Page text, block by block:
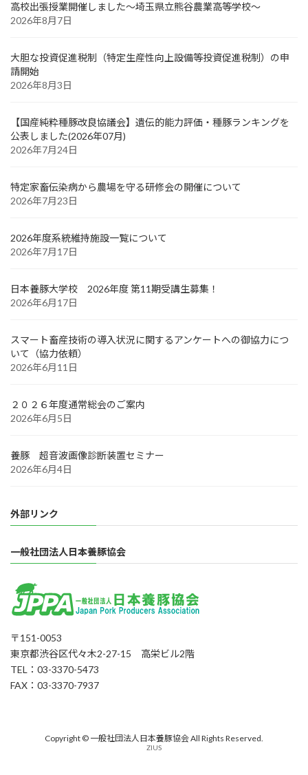
高校出張授業開催しました～埼玉県立熊谷農業高等学校～
2026年8月7日
大胆な投資促進税制（特定生産性向上設備等投資促進税制）の申
請開始
2026年8月3日
【国産純粋種豚改良協議会】遺伝的能力評価・種豚ランキングを
公表しました(2026年07月)
2026年7月24日
特定家畜伝染病から農場を守る研修会の開催について
2026年7月23日
2026年度系統維持施設一覧について
2026年7月17日
日本養豚大学校 2026年度 第11期受講生募集！
2026年6月17日
スマート畜産技術の導入状況に関するアンケートへの御協力につ
いて（協力依頼）
2026年6月11日
２０２６年度通常総会のご案内
2026年6月5日
養豚 超音波画像診断装置セミナー
2026年6月4日
外部リンク
一般社団法人日本養豚協会
〒151-0053
東京都渋谷区代々木2-27-15 高栄ビル2階
TEL：03-3370-5473
FAX：03-3370-7937
Copyright © 一般社団法人日本養豚協会 All Rights Reserved.
ZIUS